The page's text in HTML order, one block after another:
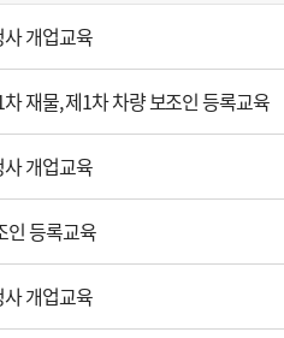
개업교육
재물, 제1차 차량 보조인 등록교육
개업교육
인 등록교육
개업교육